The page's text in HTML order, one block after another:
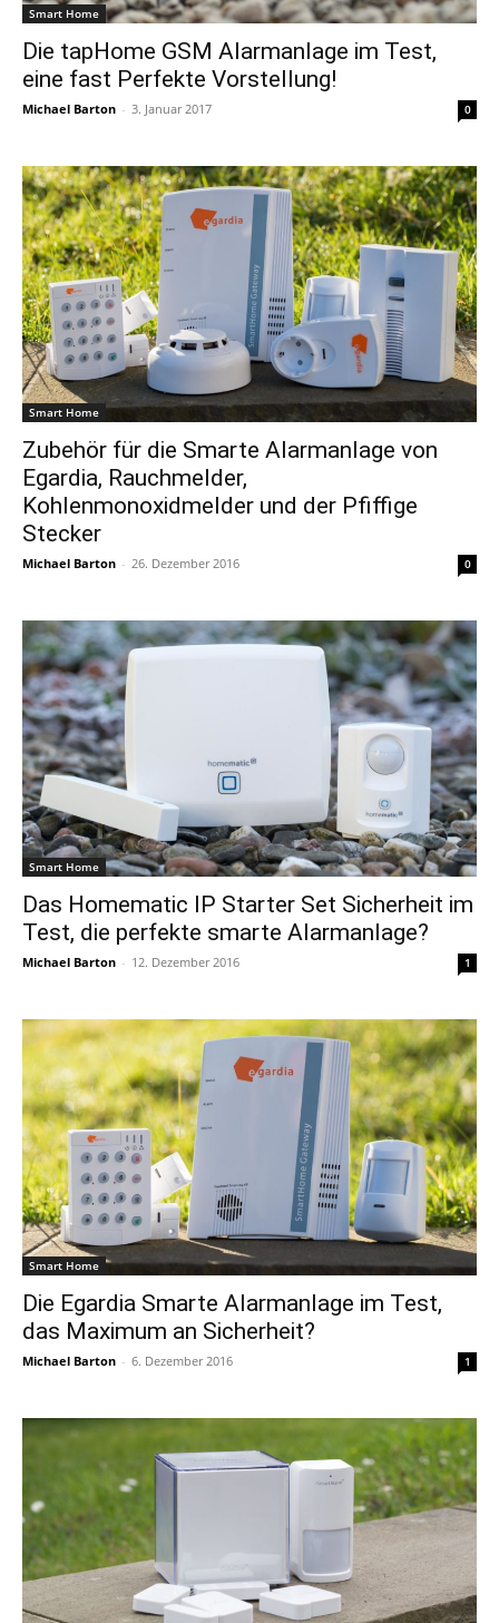
Smart Home
Die tapHome GSM Alarmanlage im Test,
eine fast Perfekte Vorstellung!
Michael Barton - 3. Januar 2017 0
Smart Home
Zubehör für die Smarte Alarmanlage von
Egardia, Rauchmelder,
Kohlenmonoxidmelder und der Pfiffige
Stecker
Michael Barton - 26. Dezember 2016 0
Smart Home
Das Homematic IP Starter Set Sicherheit im
Test, die perfekte smarte Alarmanlage?
Michael Barton - 12. Dezember 2016 1
Smart Home
Die Egardia Smarte Alarmanlage im Test,
das Maximum an Sicherheit?
Michael Barton - 6. Dezember 2016 1